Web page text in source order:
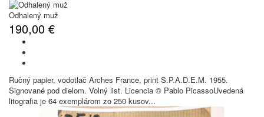
Odhalený muž
190,00 €
Ručný papier, vodotlač Arches France, print S.P.A.D.E.M. 1955.
Signované pod dielom. Volný list. Licencia © Pablo PicassoUvedená
litografia je 64 exemplárom zo 250 kusov...